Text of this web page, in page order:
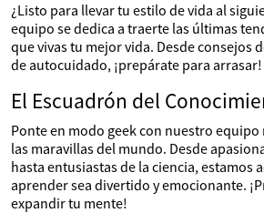
¿Listo para llevar tu estilo de vida al
equipo se dedica a traerte las últimas
que vivas tu mejor vida. Desde consejos
de autocuidado, ¡prepárate para arrasar!
El Escuadrón del
Ponte en modo geek con nuestro
las maravillas del mundo. Desde
hasta entusiastas de la ciencia, estamos
aprender sea divertido y emocionante.
expandir tu mente!